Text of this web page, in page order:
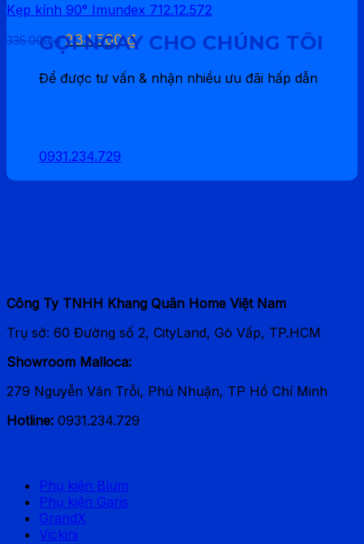
80.000 ₫.là:
Kẹp kính 90° Imundex 712.12.572
335.000₫ Giá
gốc
là:
335.000 ₫.
234.500₫Giá
hiện
tại
là:
GỌI NGAY CHO CHÚNG TÔI
Để được tư vấn & nhận nhiều ưu đãi hấp dẫn
0931.234.729
Công Ty TNHH Khang Quân Home Việt Nam
Trụ sở: 60 Đường số 2, CityLand, Gò Vấp, TP.HCM
Showroom Malloca:
279 Nguyễn Văn Trỗi, Phú Nhuận, TP Hồ Chí Minh
Hotline: 0931.234.729
Phụ kiện Blum
Phụ kiện Garis
GrandX
Vickini